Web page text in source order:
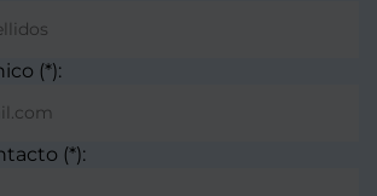
(*):
(*):